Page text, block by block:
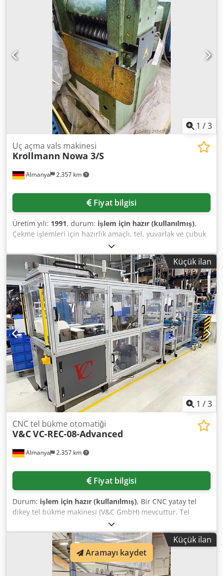
1 /3
Almanya 2.357 km
Uç açma vals makinesi
Krollmann Nowa 3/S
Fiyat bilgisi
Üretim yılı: 1991, durum: işlem için hazır (kullanılmış),
Çekme işlemleri için hazırlık amaçlı, tel, yuvarlak ve çubuk
malzeme uçlandırma için Krollmann uçlandırma ve hadde
makinesi mevcuttur. Makine gövde döndürmesi: 90°,
makas: mevcut. Tel çap aralığı: 0,5mm-8mm. Yerinde
inceleme mümkündür. Dodpfx Amjyvuu Ujrsck
Küçük ilan
1 /3
Almanya 2.357 km
CNC tel bükme otomatiği
V&CVC-REC-08-Advanced
Fiyat bilgisi
Durum: işlem için hazır (kullanılmış), Bir CNC yatay tel
dikey tel bükme makinesi (V&C GmbH) mevcuttur. Tel
kalınlık aralığı: 0,8mm-10mm, maksimum tel genişliği:
30mm, minimum sarım iç çapı: 20mm, maksimum sarım
dış çapı: 250mm, maksimum sarım yüksekliği: 160mm,
destek çubuğu ile maksimum sarım yüksekliği: 500mm,
maksimum sarım uzunluğu: 250mm, minimum bükme
Küçük ilan
Aramayı kaydet